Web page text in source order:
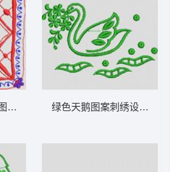
案 植物花型绿色天鹅图案刺绣设计 植